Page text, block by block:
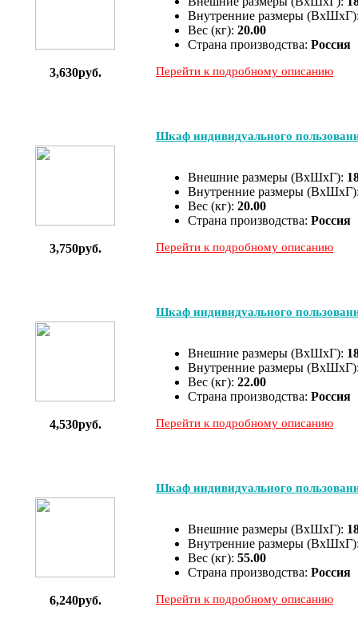
3,630руб.
Внутренние размеры
Вес (кг): 20.00
Страна производства: Россия
Перейти к подробному описанию
3,750руб.
Шкаф индивидуального
Внешние размеры (ВхШхГ):
Внутренние размеры
Вес (кг): 20.00
Страна производства: Россия
Перейти к подробному описанию
4,530руб.
Шкаф индивидуального
Внешние размеры (ВхШхГ):
Внутренние размеры
Вес (кг): 22.00
Страна производства: Россия
Перейти к подробному описанию
6,240руб.
Шкаф индивидуального
Внешние размеры (ВхШхГ):
Внутренние размеры
Вес (кг): 55.00
Страна производства: Россия
Перейти к подробному описанию